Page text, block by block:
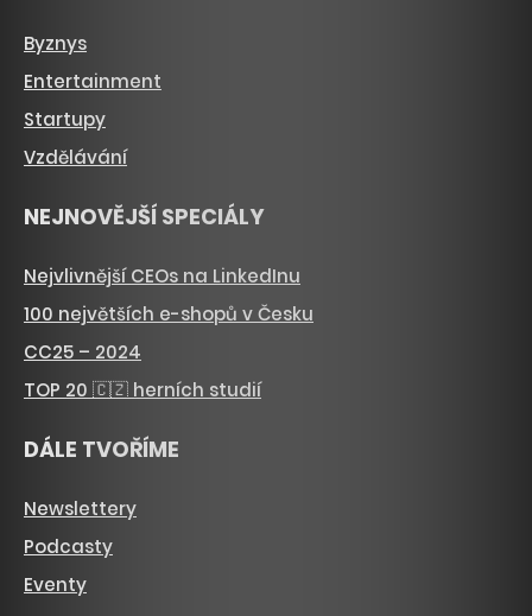
Byznys
Entertainment
Startupy
Vzdělávání
NEJNOVĚJŠÍ SPECIÁLY
Nejvlivnější CEOs na LinkedInu
100 největších e-shopů v Česku
CC25 – 2024
TOP 20 🇨🇿 herních studií
DÁLE TVOŘÍME
Newslettery
Podcasty
Eventy